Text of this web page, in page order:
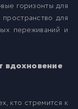
горизонты для
для
переживаний и
вдохновение
кто стремится к